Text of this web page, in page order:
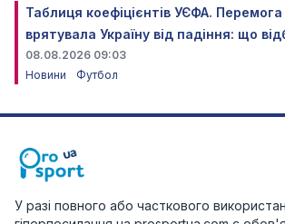
Таблиця коефіцієнтів УЄФА.
врятувала Україну від падіння: що
08.08.2026 09:03
Новини
Футбол
У разі повного або часткового